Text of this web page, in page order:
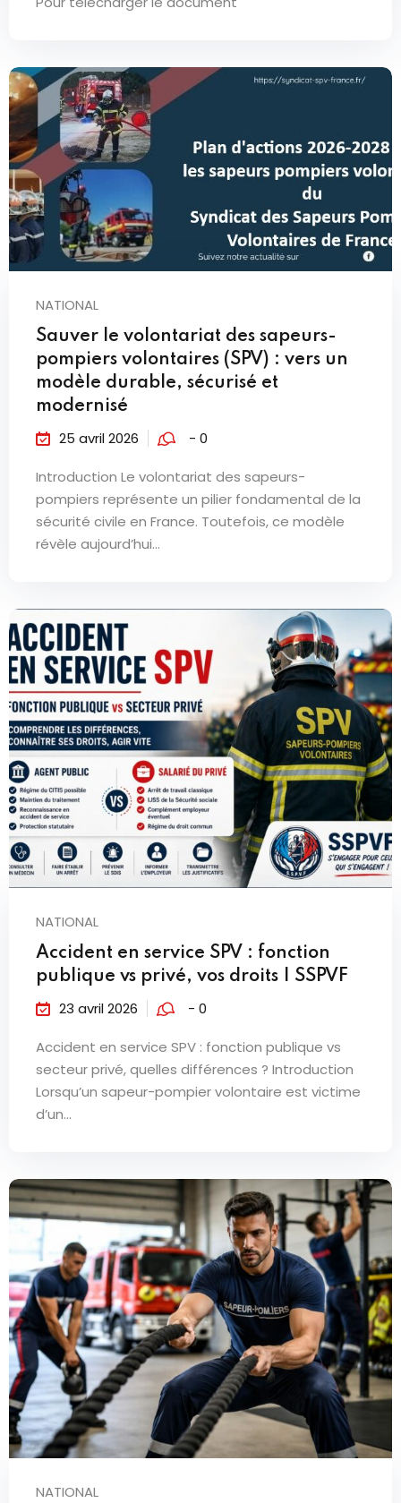
NATIONAL
Sauver le volontariat des sapeurs-
pompiers volontaires (SPV) : vers un
modèle durable, sécurisé et
modernisé
25 avril 2026 - 0
Introduction Le volontariat des sapeurs-
pompiers représente un pilier fondamental de la
sécurité civile en France. Toutefois, ce modèle
révèle aujourd’hui...
NATIONAL
Accident en service SPV : fonction
publique vs privé, vos droits | SSPVF
23 avril 2026 - 0
Accident en service SPV : fonction publique vs
secteur privé, quelles différences ? Introduction
Lorsqu’un sapeur-pompier volontaire est victime
d’un...
NATIONAL